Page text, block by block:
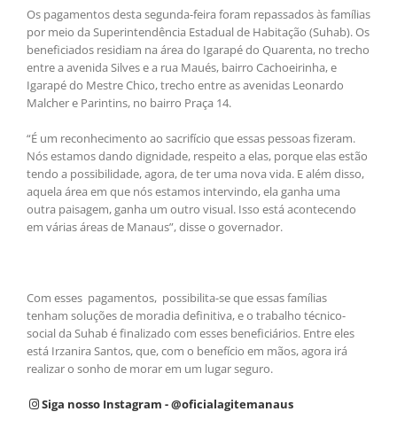
Os pagamentos desta segunda-feira foram repassados às famílias
por meio da Superintendência Estadual de Habitação (Suhab). Os
beneficiados residiam na área do Igarapé do Quarenta, no trecho
entre a avenida Silves e a rua Maués, bairro Cachoeirinha, e
Igarapé do Mestre Chico, trecho entre as avenidas Leonardo
Malcher e Parintins, no bairro Praça 14.
“É um reconhecimento ao sacrifício que essas pessoas fizeram.
Nós estamos dando dignidade, respeito a elas, porque elas estão
tendo a possibilidade, agora, de ter uma nova vida. E além disso,
aquela área em que nós estamos intervindo, ela ganha uma
outra paisagem, ganha um outro visual. Isso está acontecendo
em várias áreas de Manaus”, disse o governador.
Com esses pagamentos, possibilita-se que essas famílias
tenham soluções de moradia definitiva, e o trabalho técnico-
social da Suhab é finalizado com esses beneficiários. Entre eles
está Irzanira Santos, que, com o benefício em mãos, agora irá
realizar o sonho de morar em um lugar seguro.
Siga nosso Instagram - @oficialagitemanaus